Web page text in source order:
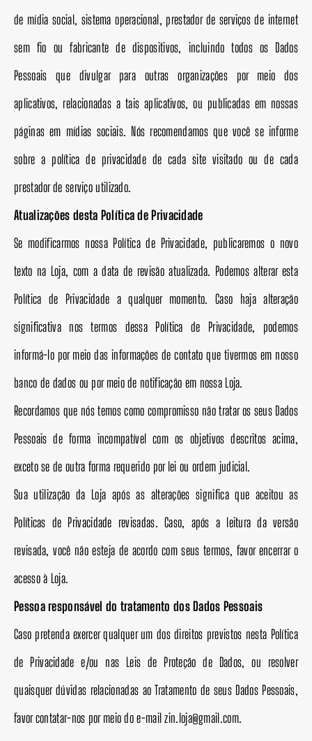
de mídia social, sistema operacional, prestador de serviços de internet
sem fio ou fabricante de dispositivos, incluindo todos os Dados
Pessoais que divulgar para outras organizações por meio dos
aplicativos, relacionadas a tais aplicativos, ou publicadas em nossas
páginas em mídias sociais. Nós recomendamos que você se informe
sobre a política de privacidade de cada site visitado ou de cada
prestador de serviço utilizado.
Atualizações desta Política de Privacidade
Se modificarmos nossa Política de Privacidade, publicaremos o novo
texto na Loja, com a data de revisão atualizada. Podemos alterar esta
Política de Privacidade a qualquer momento. Caso haja alteração
significativa nos termos dessa Política de Privacidade, podemos
informá-lo por meio das informações de contato que tivermos em nosso
banco de dados ou por meio de notificação em nossa Loja.
Recordamos que nós temos como compromisso não tratar os seus Dados
Pessoais de forma incompatível com os objetivos descritos acima,
exceto se de outra forma requerido por lei ou ordem judicial.
Sua utilização da Loja após as alterações significa que aceitou as
Políticas de Privacidade revisadas. Caso, após a leitura da versão
revisada, você não esteja de acordo com seus termos, favor encerrar o
acesso à Loja.
Pessoa responsável do tratamento dos Dados Pessoais
Caso pretenda exercer qualquer um dos direitos previstos nesta Política
de Privacidade e/ou nas Leis de Proteção de Dados, ou resolver
quaisquer dúvidas relacionadas ao Tratamento de seus Dados Pessoais,
favor contatar-nos por meio do e-mail zin.loja@gmail.com.